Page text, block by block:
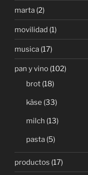
marta (2)
movilidad (1)
musica (17)
pan y vino (102)
brot (18)
käse (33)
milch (13)
pasta (5)
productos (17)